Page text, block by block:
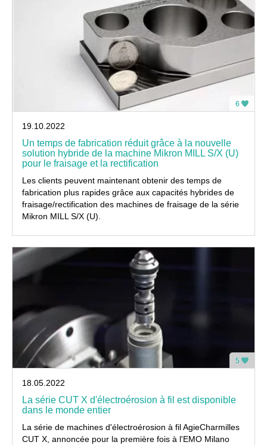
6
19.10.2022
Un temps de fabrication réduit grâce à la nouvelle
solution hybride de la machine Mikron MILL S/X (U)
pour le fraisage et la rectification
Les clients peuvent maintenant obtenir des temps de
fabrication plus rapides grâce aux capacités hybrides de
fraisage/rectification des machines de fraisage de la série
Mikron MILL S/X (U).
5
18.05.2022
La série CUT X d'électroérosion à fil est disponible
dans le monde entier
La série de machines d'électroérosion à fil AgieCharmilles
CUT X, annoncée pour la première fois à l'EMO Milano